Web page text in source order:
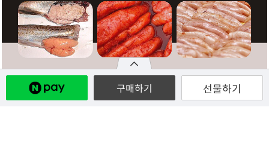
구매하기 선물하기